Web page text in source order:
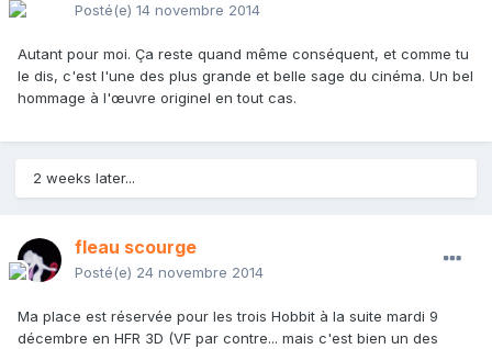
Posté(e) 14 novembre 2014
Autant pour moi. Ça reste quand même conséquent, et comme tu
le dis, c'est l'une des plus grande et belle sage du cinéma. Un bel
hommage à l'œuvre originel en tout cas.
2 weeks later...
fleau scourge
Posté(e) 24 novembre 2014
Ma place est réservée pour les trois Hobbit à la suite mardi 9
décembre en HFR 3D (VF par contre... mais c'est bien un des